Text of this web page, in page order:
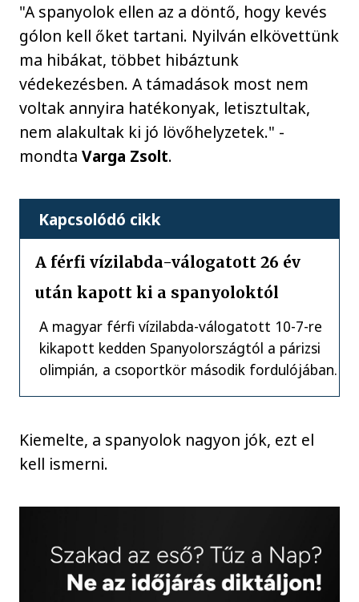
"A spanyolok ellen az a döntő, hogy kevés
gólon kell őket tartani. Nyilván elkövettünk
ma hibákat, többet hibáztunk
védekezésben. A támadások most nem
voltak annyira hatékonyak, letisztultak,
nem alakultak ki jó lövőhelyzetek." -
mondtaVarga Zsolt.
Kapcsolódó cikk
A férfi vízilabda-válogatott 26 év
után kapott ki a spanyoloktól
A magyar férfi vízilabda-válogatott 10-7-re
kikapott kedden Spanyolországtól a párizsi
olimpián, a csoportkör második fordulójában.
Kiemelte, a spanyolok nagyon jók, ezt el
kell ismerni.